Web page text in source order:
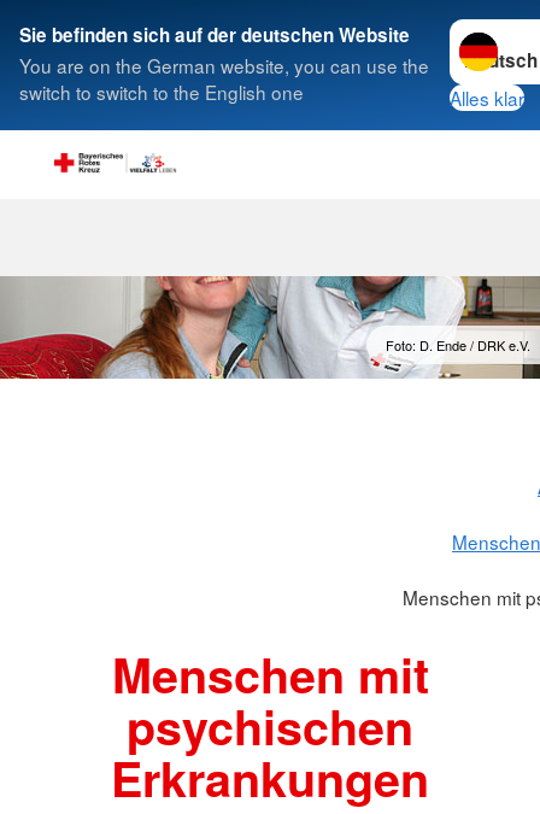
Sie befinden sich auf der deutschen Website
You are on the German website, you can use the
switch to switch to the English one
Sprache
Alles klar
Suche
Foto: D. Ende / DRK e.V.
Menschen mit
Menschen mit
psychischen
Erkrankungen